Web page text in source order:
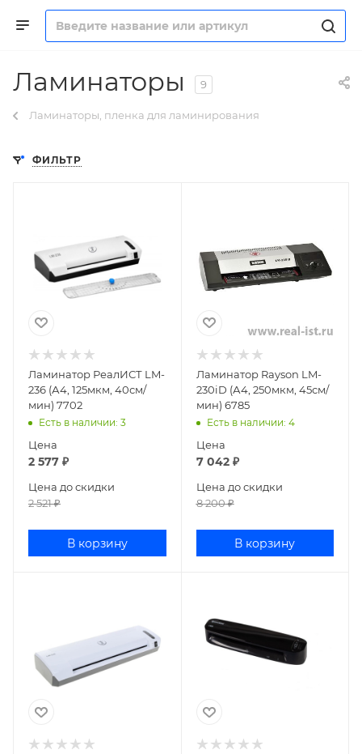
Ламинаторы 9
Ламинаторы, пленка для ламинирования
ФИЛЬТР
Ламинатор РеалИСТ LM-
236 (А4, 125мкм, 40см/
мин) 7702
Есть в наличии: 3
Цена
2 577 ₽
Цена до скидки
2 521₽
В корзину
Ламинатор Rayson LM-
230iD (А4, 250мкм, 45см/
мин) 6785
Есть в наличии: 4
Цена
7 042₽
Цена до скидки
8 200₽
В корзину